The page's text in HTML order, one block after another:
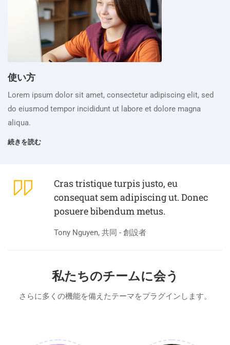
使い方
Lorem ipsum dolor sit amet, consectetur adipiscing elit, sed
do eiusmod tempor incididunt ut labore et dolore magna
aliqua.
続きを読む
Cras tristique turpis justo, eu
consequat sem adipiscing ut. Donec
posuere bibendum metus.
Tony Nguyen, 共同 - 創設者
私たちのチームに会う
さらに多くの機能を備えたテーマをプラグインします。